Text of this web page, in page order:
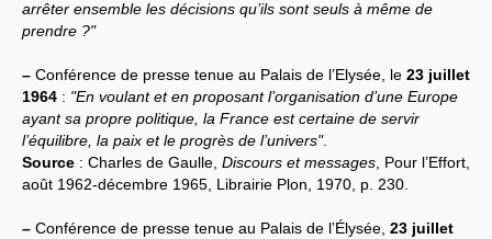
arrêter ensemble les décisions qu’ils sont seuls à même de
prendre ?"
– Conférence de presse tenue au Palais de l’Elysée, le 23 juillet
1964 : "En voulant et en proposant l’organisation d’une Europe
ayant sa propre politique, la France est certaine de servir
l’équilibre, la paix et le progrès de l’univers".
Source : Charles de Gaulle, Discours et messages , Pour l’Effort,
août 1962-décembre 1965, Librairie Plon, 1970, p. 230.
– Conférence de presse tenue au Palais de l’Élysée, 23 juillet